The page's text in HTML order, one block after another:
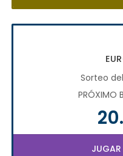
Sorteo
PRÓXIMO
JUGAR